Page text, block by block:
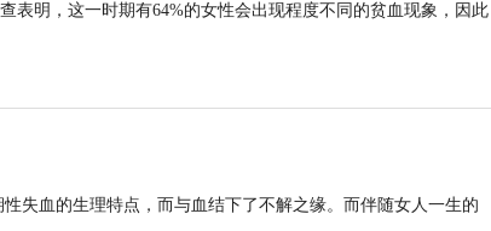
明，这一时期有64%的女性会出现程度不同的贫血现象，因此
失血的生理特点，而与血结下了不解之缘。而伴随女人一生的